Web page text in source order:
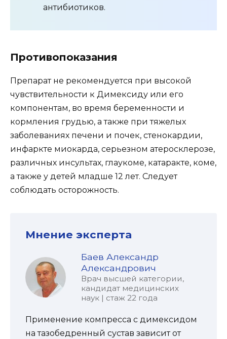
антибиотиков.
Противопоказания
Препарат не рекомендуется при высокой
чувствительности к Димексиду или его
компонентам, во время беременности и
кормления грудью, а также при тяжелых
заболеваниях печени и почек, стенокардии,
инфаркте миокарда, серьезном атеросклерозе,
различных инсультах, глаукоме, катаракте, коме,
а также у детей младше 12 лет. Следует
соблюдать осторожность.
Мнение эксперта
Баев Александр
Александрович
Врач высшей категории,
кандидат медицинских
наук | стаж 22 года
Применение компресса с димексидом
на тазобедренный сустав зависит от